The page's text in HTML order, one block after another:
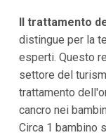
Il trattamento
distingue per la
esperti. Questo
settore del
trattamento
cancro nei
Circa 1 bambino